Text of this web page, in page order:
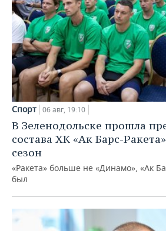
Спорт 06 авг, 19:10
В Зеленодольске прошла
состава ХК «Ак Барс-
сезон
«Ракета» больше не «Динамо», «Ак
был